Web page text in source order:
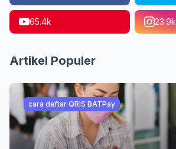
65.4k 23.9k
Artikel Populer
cara daftar QRIS BATPay